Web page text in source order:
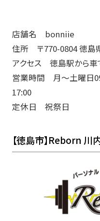
店舗名 bonniie
住所 〒770-0804 徳島
アクセス 徳島駅から車
営業時間 月～土曜日
17:00
定休日 祝祭日
【徳島市】Reborn 川